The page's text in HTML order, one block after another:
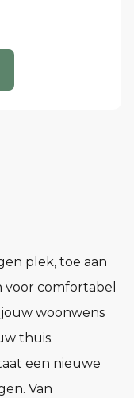
plek, toe aan
voor comfortabel
woonwens
thuis.
een nieuwe
Van